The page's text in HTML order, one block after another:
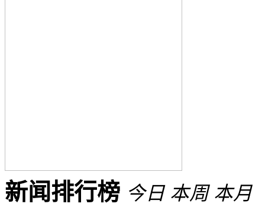
新闻排行榜 今日 本周 本月